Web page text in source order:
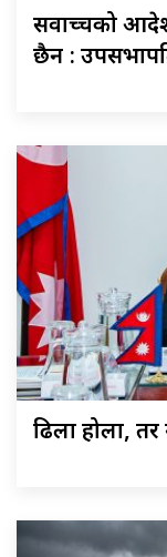
सर्वोच्चको
छैन :
ढिला होला, तर